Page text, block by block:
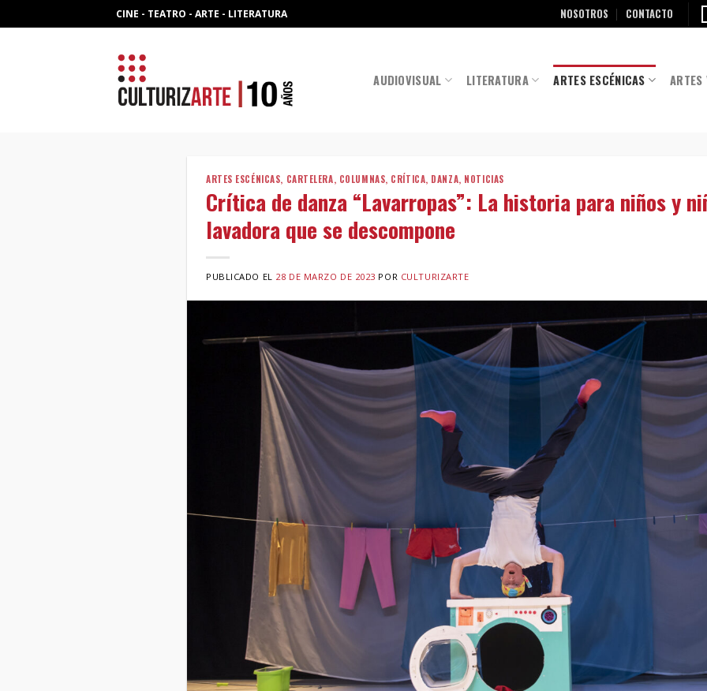
to
CINE - TEATRO - ARTE - LITERATURA NOSOTROS CONTACTO
AUDIOVISUAL LITERATURA ARTES ESCÉNICAS ARTES
ARTES ESCÉNICAS, CARTELERA, COLUMNAS, CRÍTICA, DANZA, NOTICIAS
Crítica de danza “Lavarropas”: La historia para niños y
lavadora que se descompone
PUBLICADO EL 28 DE MARZO DE 2023 POR CULTURIZARTE